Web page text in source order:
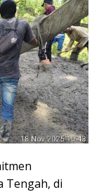
Tengah, di